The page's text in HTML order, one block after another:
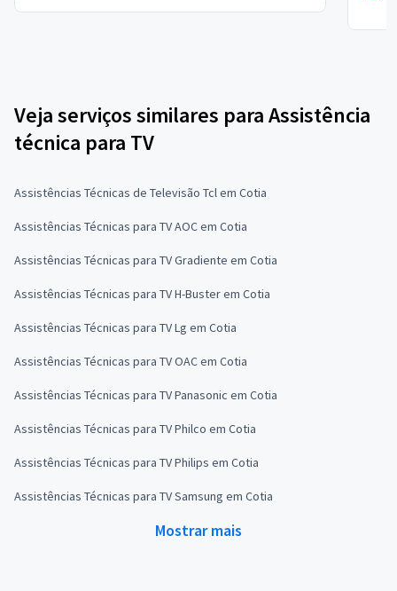
Veja serviços similares para Assistência
técnica para TV
Assistências Técnicas de Televisão Tcl em Cotia
Assistências Técnicas para TV AOC em Cotia
Assistências Técnicas para TV Gradiente em Cotia
Assistências Técnicas para TV H-Buster em Cotia
Assistências Técnicas para TV Lg em Cotia
Assistências Técnicas para TV OAC em Cotia
Assistências Técnicas para TV Panasonic em Cotia
Assistências Técnicas para TV Philco em Cotia
Assistências Técnicas para TV Philips em Cotia
Assistências Técnicas para TV Samsung em Cotia
Mostrar mais